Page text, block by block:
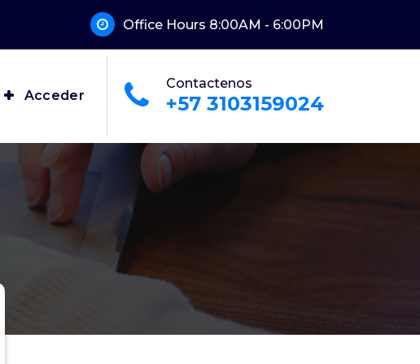
Office Hours 8:00AM - 6:00PM
Acceder
Contactenos
+57 3103159024